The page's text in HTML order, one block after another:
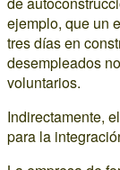
ejemplo, que un
tres días en
desempleados
voluntarios.
Indirectamente, el
para la